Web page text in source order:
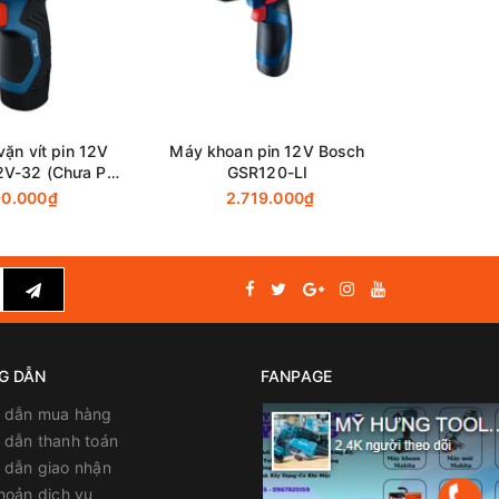
vít pin 12V
32 (Chưa Pin
Máy khoan pin 12V Bosch
GSR120-LI
2.719.000₫
DẪN
mua hàng
thanh toán
giao nhận
dịch vụ
FANPAGE